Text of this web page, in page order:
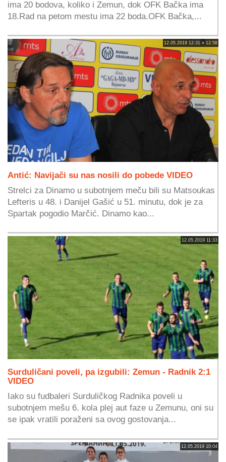
ima 20 bodova, koliko i Zemun, dok OFK Bačka ima
18.Rad na petom mestu ima 22 boda.OFK Bačka,...
12.05.2019 12:31 » 12:58
Antić: Navijači su nas nosili do pobede VIDEO
Strelci za Dinamo u subotnjem meču bili su Matsoukas
Lefteris u 48. i Danijel Gašić u 51. minutu, dok je za
Spartak pogodio Marčić. Dinamo kao...
12.05.2019 11:33
Surduličani poveli, pa izgubili: Zemun - Radnik 2:1
VIDEO
Iako su fudbaleri Surduličkog Radnika poveli u
subotnjem mešu 6. kola plej aut faze u Zemunu, oni su
se ipak vratili poraženi sa ovog gostovanja...
12.05.2019 10:04